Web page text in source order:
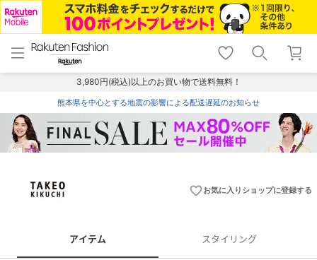
menu home
トップ
shopping_cart lock_outline
ログイン
3,980円(税込)以上のお買い物で送料無料！
熊本県を中心とする地震の影響による配送遅延のお知らせ
favorite_borderお気に入りショップに登録する
アイテム スタイリング